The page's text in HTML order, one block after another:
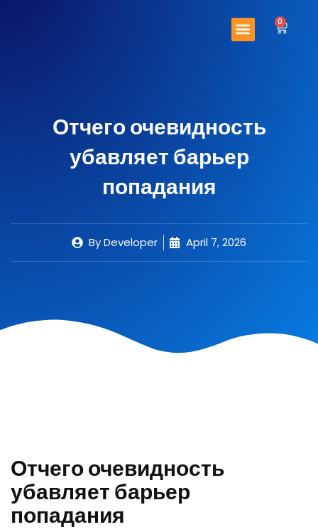
Menu
0 Cart
Отчего очевидность
убавляет барьер
попадания
ByDeveloper April 7, 2026
Отчего очевидность
убавляет барьер
попадания